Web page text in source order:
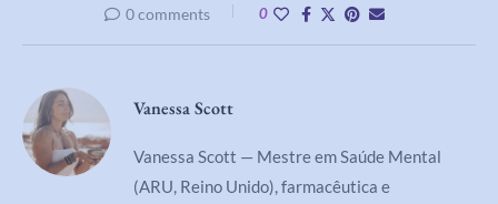
0 comments 0
Vanessa Scott
Vanessa Scott — Mestre em Saúde Mental
(ARU, Reino Unido), farmacêutica e